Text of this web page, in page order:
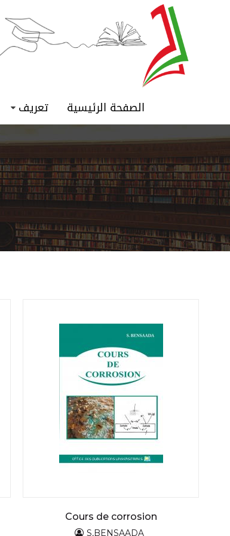
الصفحة الرئيسية تعريف
Cours de corrosion
S,BENSAADA